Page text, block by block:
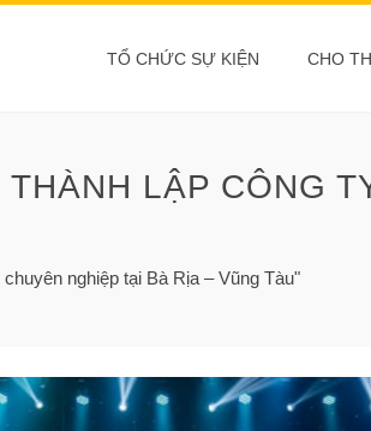
TỔ CHỨC SỰ KIỆN CHO
LẬP CÔNG
nghiệp tại Bà Rịa – Vũng Tàu"